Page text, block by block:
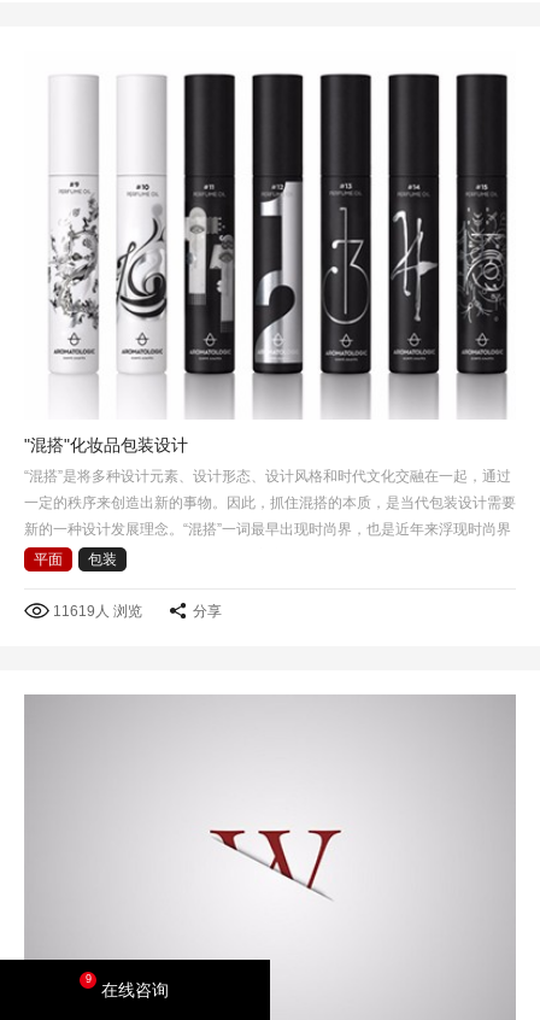
"混搭"化妆品包装设计
“混搭”是将多种设计元素、设计形态、设计风格和时代文化交融在一起，通过
一定的秩序来创造出新的事物。因此，抓住混搭的本质，是当代包装设计需要
新的一种设计发展理念。“混搭”一词最早出现时尚界，也是近年来浮现时尚界
的一个专业名词，混搭风格是后现代主义衍生的一种艺…
平面 包装
11619人 浏览 分享
9
在线咨询